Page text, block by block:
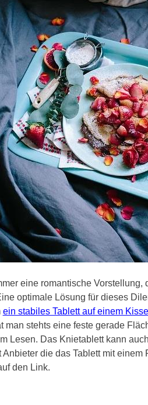
eine romantische
optimale Lösung für dieses
ein stabiles Tablett auf einem
man stehts eine feste gerade
Lesen. Das Knietablett kann auch
Anbieter die das Tablett mit
den Link.